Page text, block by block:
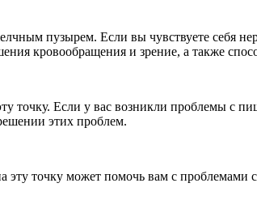
пузырем. Если вы чувствуете себя
кровообращения и зрение, а также
Если у вас возникли проблемы с
этих проблем.
точку может помочь вам с